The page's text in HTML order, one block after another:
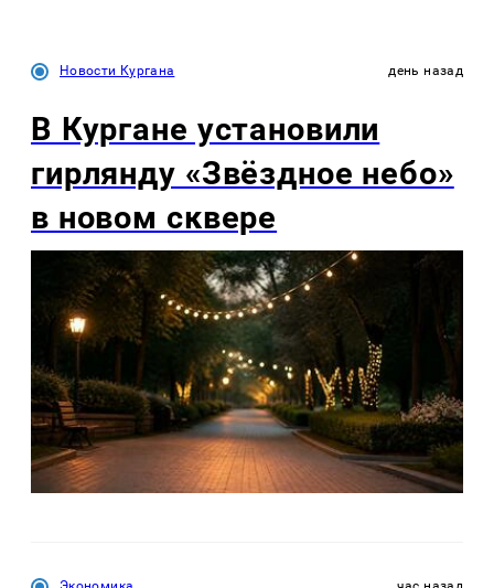
Новости Кургана день назад
В Кургане установили
гирлянду «Звёздное небо»
в новом сквере